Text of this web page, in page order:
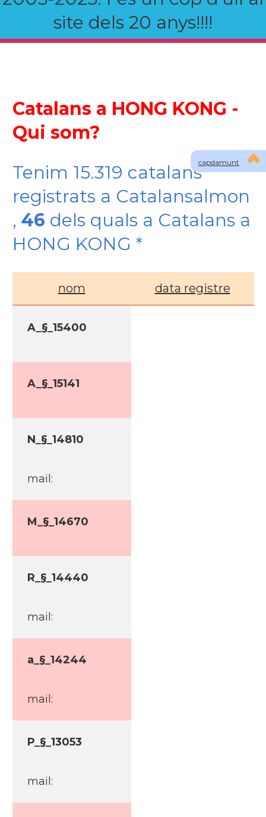
site dels 20 anys!!!!
capdamunt
Catalans a HONG KONG -
Qui som?
Tenim 15.319 catalans
registrats a Catalansalmon
, 46 dels quals a Catalans a
HONG KONG *
nom data registre
A_§_15400
A_§_15141
N_§_14810
mail:
M_§_14670
R_§_14440
mail:
a_§_14244
mail:
P_§_13053
mail: